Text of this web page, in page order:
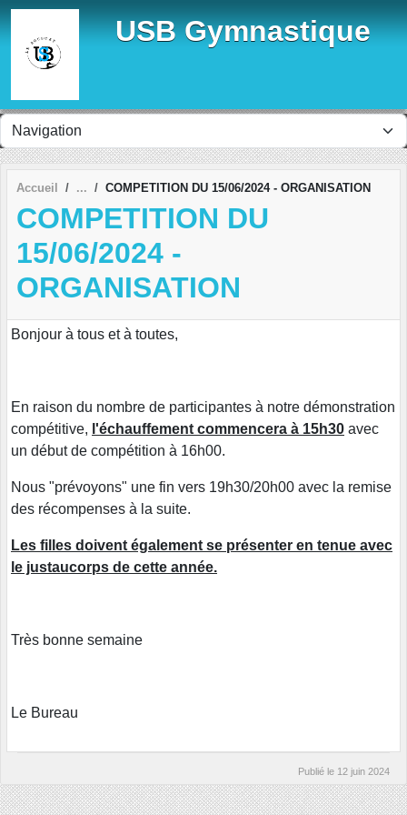
USB Gymnastique
Accueil COMPETITION DU 15/06/2024 - ORGANISATION
COMPETITION DU
15/06/2024 -
ORGANISATION
Bonjour à tous et à toutes,
En raison du nombre de participantes à notre démonstration
compétitive, l'échauffement commencera à 15h30 avec
un début de compétition à 16h00.
Nous "prévoyons" une fin vers 19h30/20h00 avec la remise
des récompenses à la suite.
Les filles doivent également se présenter en tenue avec
le justaucorps de cette année.
Très bonne semaine
Le Bureau
Publié le 12 juin 2024
Panneau de gestion des cookies